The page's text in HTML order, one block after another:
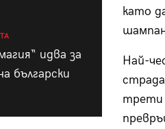
идва за
български
като
Най-
трети